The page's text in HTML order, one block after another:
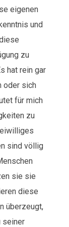
eigenen
und
zu
hat rein gar
oder sich
für mich
zu
sind völlig
sie sie
diese
überzeugt,
seiner